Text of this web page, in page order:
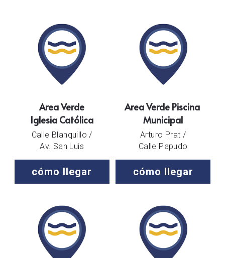
Area Verde
Iglesia Católica
Calle Blanquillo /
Av. San Luis
cómo llegar
Area Verde Piscina
Municipal
Arturo Prat /
Calle Papudo
cómo llegar